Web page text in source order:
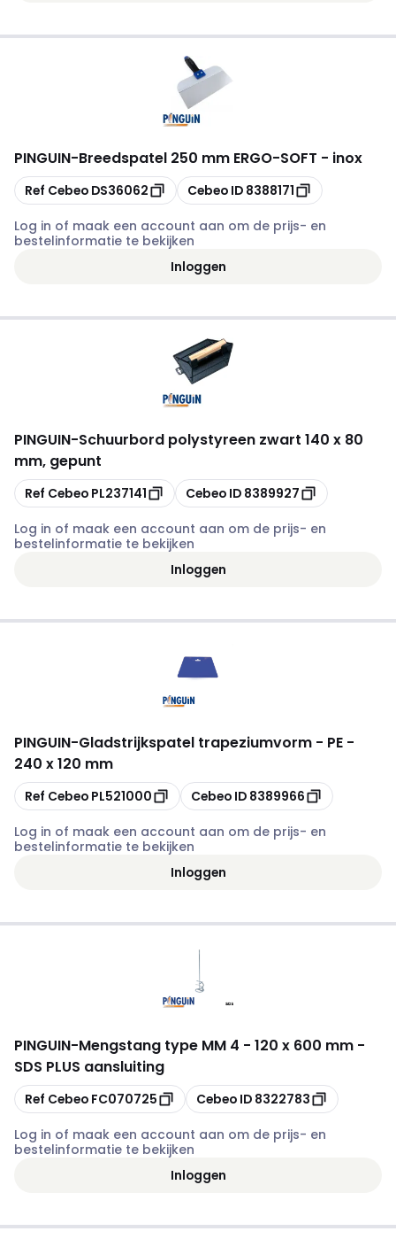
PINGUIN-Breedspatel 250 mm ERGO-SOFT - inox
Kopiëren
Ref Cebeo DS36062 Kopiëren
Cebeo ID 8388171
Log in of maak een account aan om de prijs- en
bestelinformatie te bekijken
Inloggen
PINGUIN-Schuurbord polystyreen zwart 140 x 80
mm, gepunt
Kopiëren
Ref Cebeo PL237141 Kopiëren
Cebeo ID 8389927
Log in of maak een account aan om de prijs- en
bestelinformatie te bekijken
Inloggen
PINGUIN-Gladstrijkspatel trapeziumvorm - PE -
240 x 120 mm
Kopiëren
Ref Cebeo PL521000 Kopiëren
Cebeo ID 8389966
Log in of maak een account aan om de prijs- en
bestelinformatie te bekijken
Inloggen
PINGUIN-Mengstang type MM 4 - 120 x 600 mm -
SDS PLUS aansluiting
Kopiëren
Ref Cebeo FC070725 Kopiëren
Cebeo ID 8322783
Log in of maak een account aan om de prijs- en
bestelinformatie te bekijken
Inloggen